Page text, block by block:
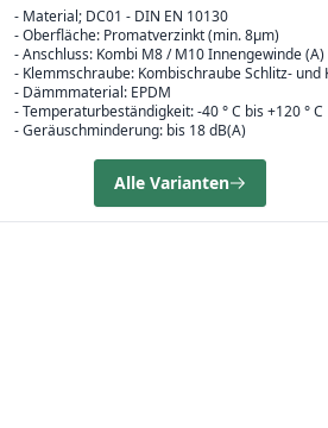
- Material; DC01 - DIN EN 10130
- Oberfläche: Promatverzinkt (min. 8µm)
- Anschluss: Kombi M8 / M10 Innengewinde (A)
- Klemmschraube: Kombischraube Schlitz- und
- Dämmmaterial: EPDM
- Temperaturbeständigkeit: -40 ° C bis +120 ° C
- Geräuschminderung: bis 18 dB(A)
Alle Varianten